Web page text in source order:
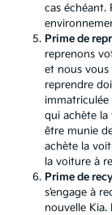
cas échéant.
Prime de
reprenons
et nous
reprendre
qui achète la
être munie
achète la
la voiture à
Prime de
s’engage à
nouvelle